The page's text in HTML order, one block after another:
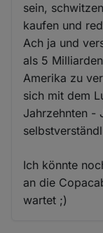
sein,
kaufen und
Ach ja und
als 5
Amerika zu
sich mit dem
Jahrzehnten -
Ich könnte
an die
wartet ;)